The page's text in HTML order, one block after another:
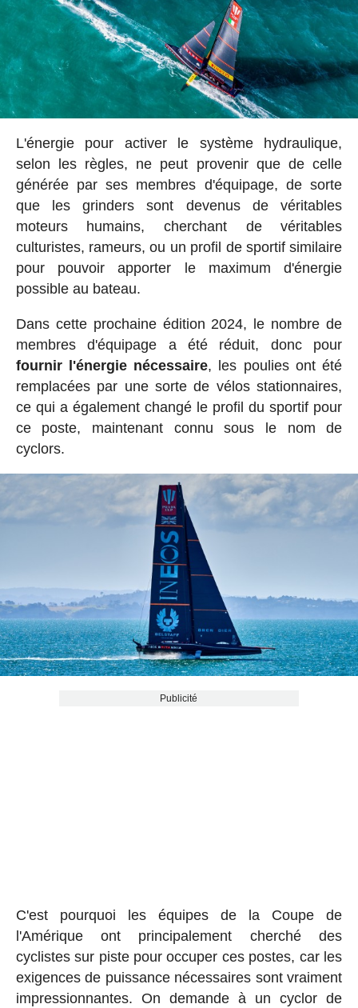
L'énergie pour activer le système hydraulique,
selon les règles, ne peut provenir que de celle
générée par ses membres d'équipage, de sorte
que les grinders sont devenus de véritables
moteurs humains, cherchant de véritables
culturistes, rameurs, ou un profil de sportif similaire
pour pouvoir apporter le maximum d'énergie
possible au bateau.
Dans cette prochaine édition 2024, le nombre de
membres d'équipage a été réduit, donc pour
fournir l'énergie nécessaire, les poulies ont été
remplacées par une sorte de vélos stationnaires,
ce qui a également changé le profil du sportif pour
ce poste, maintenant connu sous le nom de
cyclors.
Publicité
C'est pourquoi les équipes de la Coupe de
l'Amérique ont principalement cherché des
cyclistes sur piste pour occuper ces postes, car les
exigences de puissance nécessaires sont vraiment
impressionnantes. On demande à un cyclor de